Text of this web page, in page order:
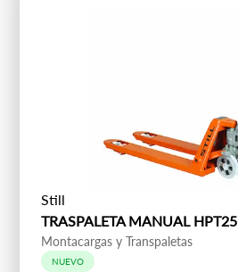
Still
TRASPALETA MANUAL HPT25
Montacargas y Transpaletas
NUEVO